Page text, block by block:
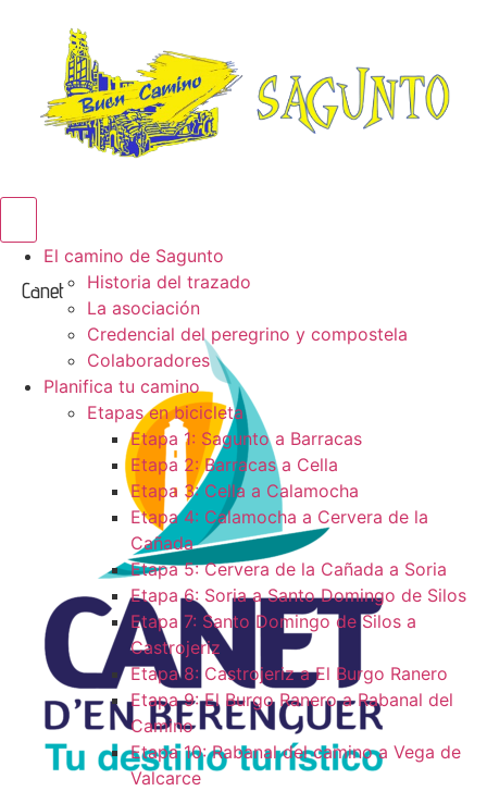
El camino de Sagunto
Historia del trazado
La asociación
Credencial del peregrino y compostela
Colaboradores
Planifica tu camino
Etapas en bicicleta
Etapa 1: Sagunto a Barracas
Etapa 2: Barracas a Cella
Etapa 3: Cella a Calamocha
Etapa 4: Calamocha a Cervera de la
Cañada
Etapa 5: Cervera de la Cañada a Soria
Etapa 6: Soria a Santo Domingo de Silos
Etapa 7: Santo Domingo de Silos a
Castrojeriz
Etapa 8: Castrojeriz a El Burgo Ranero
Etapa 9: El Burgo Ranero a Rabanal del
Camino
Etapa 10: Rabanal del camino a Vega de
Valcarce
Canet